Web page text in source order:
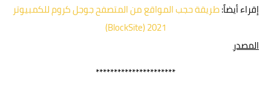
إقراء أيضاً:طريقة حجب المواقع من المتصفح جوجل كروم للكمبيوتر
2021 (BlockSite)
المصدر
**********************